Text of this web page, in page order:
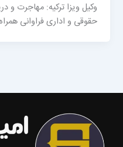
وکیل ویزا ترکیه: مهاجرت
حقوقی و اداری فراوانی